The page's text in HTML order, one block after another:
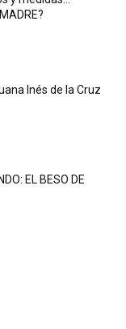
Inés de la Cruz
EL BESO DE